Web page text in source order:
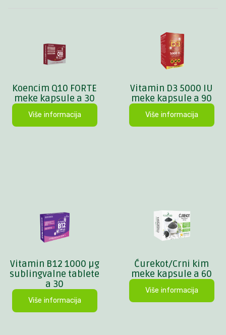
Koencim Q10 FORTE
meke kapsule a 30
Više informacija
Vitamin D3 5000 IU
meke kapsule a 90
Više informacija
Vitamin B12 1000 µg
sublingvalne tablete
a 30
Više informacija
Ćurekot/Crni kim
meke kapsule a 60
Više informacija